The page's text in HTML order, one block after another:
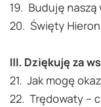
19. Buduję
20. Święty
III. Dziękuję za
21. Jak mogę
22. Trędowaty –